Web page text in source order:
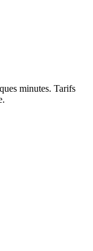
minutes. Tarifs